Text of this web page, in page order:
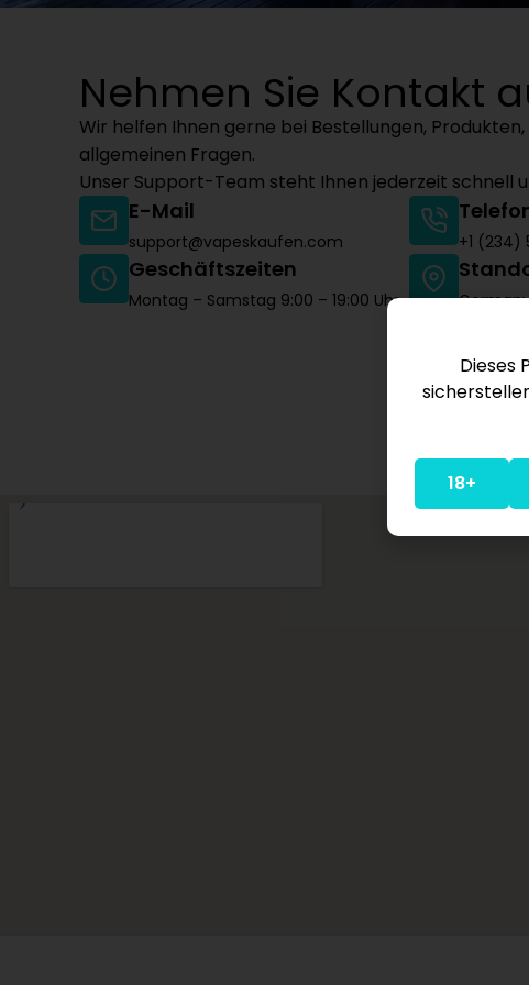
Nehmen Sie Kontakt
Wir helfen Ihnen gerne bei Bestellungen,
allgemeinen Fragen.
Unser Support-Team steht Ihnen jederzeit schnell
E-Mail
support@vapeskaufen.com +1 (234)
Geschäftszeiten
Montag – Samstag 9:00 – 19:00 Uhr
Dieses
18+